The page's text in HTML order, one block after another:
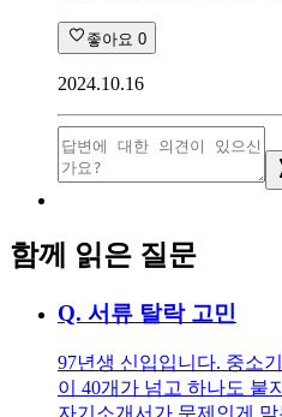
좋아요 0
2024.10.16
함께 읽은 질문
Q. 서류 탈락 고민
97년생 신입입니다. 중소
이 40개가 넘고 하나도 붙